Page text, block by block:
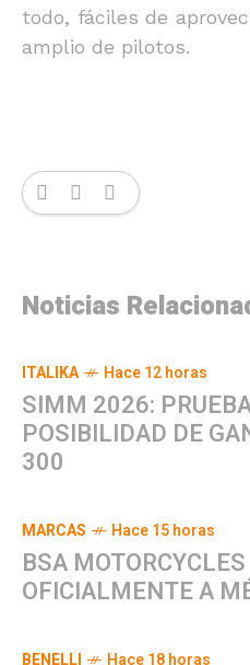
todo, fáciles de
amplio de pilotos.
Noticias
ITALIKA Hace 12 horas
SIMM 2026:
POSIBILIDAD DE
300
MARCAS Hace 15 horas
BSA
OFICIALMENTE A
BENELLI Hace 18 horas